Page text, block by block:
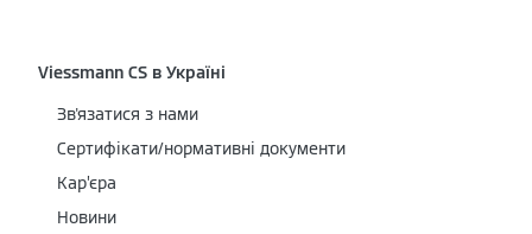
Viessmann CS в Україні
Зв'язатися з нами
Сертифікати/нормативні документи
Кар’єра
Новини